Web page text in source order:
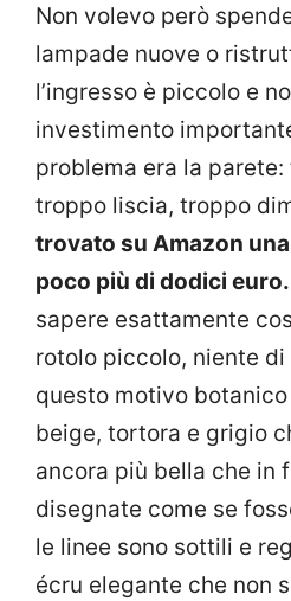
Non volevo però
lampade nuove o
l’ingresso è piccolo e
investimento
problema era la
troppo liscia, troppo
trovato su Amazon
poco più di dodici euro.
sapere esattamente
rotolo piccolo, niente
questo motivo
beige, tortora e grigio
ancora più bella che in
disegnate come se
le linee sono sottili e
écru elegante che non